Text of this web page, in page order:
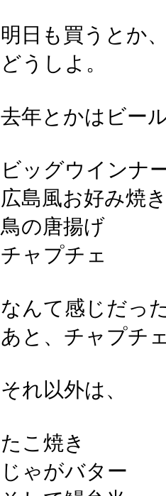
明日も買うとか
どうしよ。
去年とかはビー
ビッグウインナ
広島風お好み焼
鳥の唐揚げ
チャプチェ
なんて感じだっ
あと、チャプチ
それ以外は、
たこ焼き
じゃがバター